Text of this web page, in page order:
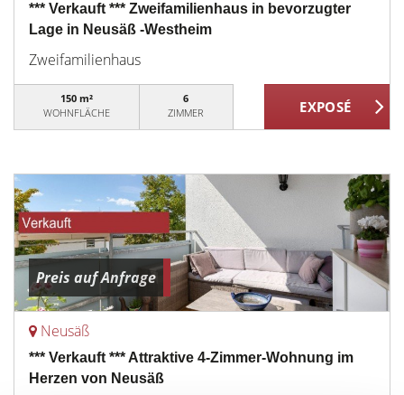
*** Verkauft *** Zweifamilienhaus in bevorzugter
Lage in Neusäß -Westheim
Zweifamilienhaus
150 m²
WOHNFLÄCHE
6
ZIMMER
Preis auf Anfrage
Neusäß
*** Verkauft *** Attraktive 4-Zimmer-Wohnung im
Herzen von Neusäß